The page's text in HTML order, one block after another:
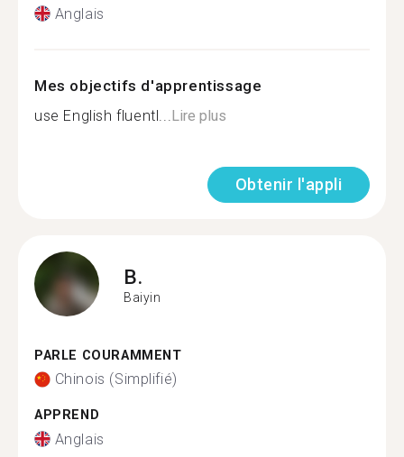
Anglais
Mes objectifs d'apprentissage
use English fluentl... Lire plus
Obtenir l'appli
B.
Baiyin
PARLE COURAMMENT
Chinois (Simplifié)
APPREND
Anglais